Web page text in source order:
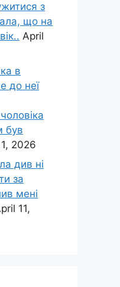
з
що на
April
в
до неї
був
2026
див ні
за
мені
11,